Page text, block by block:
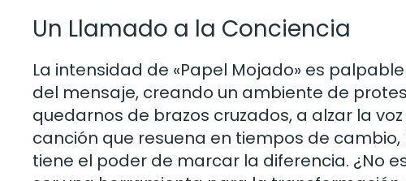
Un Llamado a la Conciencia
La intensidad de «Papel Mojado» es
del mensaje, creando un ambiente de
quedarnos de brazos cruzados, a alzar la
canción que resuena en tiempos de
tiene el poder de marcar la diferencia. ¿No